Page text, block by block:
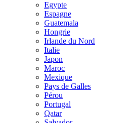
Egypte
Espagne
Guatemala
Hongrie
Irlande du Nord
Italie
Japon
Maroc
Mexique
Pays de Galles
Pérou
Portugal
Qatar